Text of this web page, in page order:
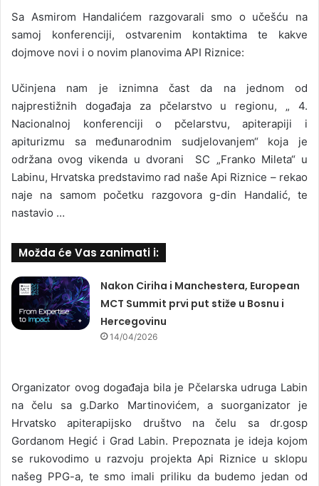
Sa Asmirom Handalićem razgovarali smo o učešću na
samoj konferenciji, ostvarenim kontaktima te kakve
dojmove novi i o novim planovima API Riznice:
Učinjena nam je iznimna čast da na jednom od
najprestižnih događaja za pčelarstvo u regionu, „ 4.
Nacionalnoj konferenciji o pčelarstvu, apiterapiji i
apiturizmu sa međunarodnim sudjelovanjem“ koja je
održana ovog vikenda u dvorani SC „Franko Mileta“ u
Labinu, Hrvatska predstavimo rad naše Api Riznice – rekao
naje na samom početku razgovora g-din Handalić, te
nastavio …
Možda će Vas zanimati i:
Nakon Ciriha i Manchestera, European
MCT Summit prvi put stiže u Bosnu i
Hercegovinu
14/04/2026
Organizator ovog događaja bila je Pčelarska udruga Labin
na čelu sa g.Darko Martinovićem, a suorganizator je
Hrvatsko apiterapijsko društvo na čelu sa dr.gosp
Gordanom Hegić i Grad Labin. Prepoznata je ideja kojom
se rukovodimo u razvoju projekta Api Riznice u sklopu
našeg PPG-a, te smo imali priliku da budemo jedan od